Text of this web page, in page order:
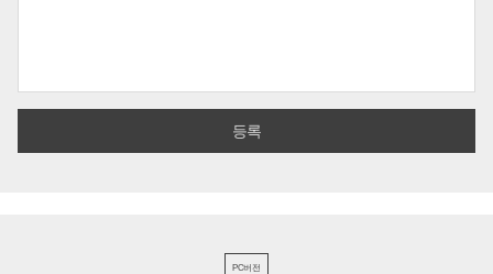
PC버전